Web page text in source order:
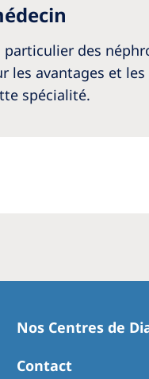
des
les avantages et
spécialité.
Nos Centres de
Contact